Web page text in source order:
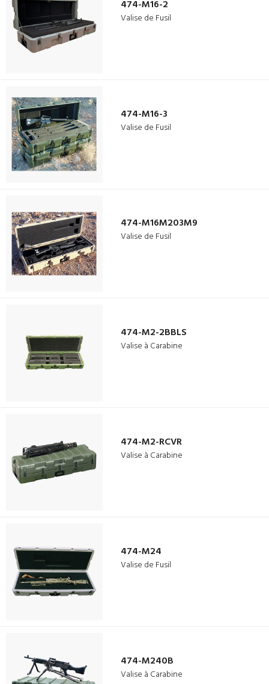
474-M16-2
Valise de Fusil
474-M16-3
Valise de Fusil
474-M16M203M9
Valise de Fusil
474-M2-2BBLS
Valise à Carabine
474-M2-RCVR
Valise à Carabine
474-M24
Valise de Fusil
474-M240B
Valise à Carabine